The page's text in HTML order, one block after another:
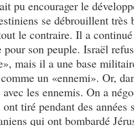
pu encourager le
se débrouillent très
le contraire. Il a
pour son peuple. Israël
mais il a une base
un «ennemi». Or,
les ennemis. On a
tiré pendant des années
qui ont bombardé